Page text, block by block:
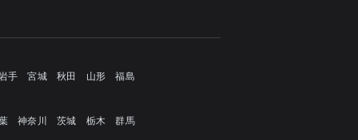
手 宮城 秋田 山形 福島
神奈川 茨城 栃木 群馬